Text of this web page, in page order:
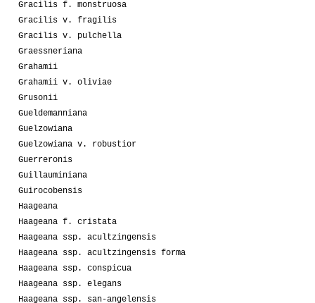
Gracilis f. monstruosa
Gracilis v. fragilis
Gracilis v. pulchella
Graessneriana
Grahamii
Grahamii v. oliviae
Grusonii
Gueldemanniana
Guelzowiana
Guelzowiana v. robustior
Guerreronis
Guillauminiana
Guirocobensis
Haageana
Haageana f. cristata
Haageana ssp. acultzingensis
Haageana ssp. acultzingensis forma
Haageana ssp. conspicua
Haageana ssp. elegans
Haageana ssp. san-angelensis